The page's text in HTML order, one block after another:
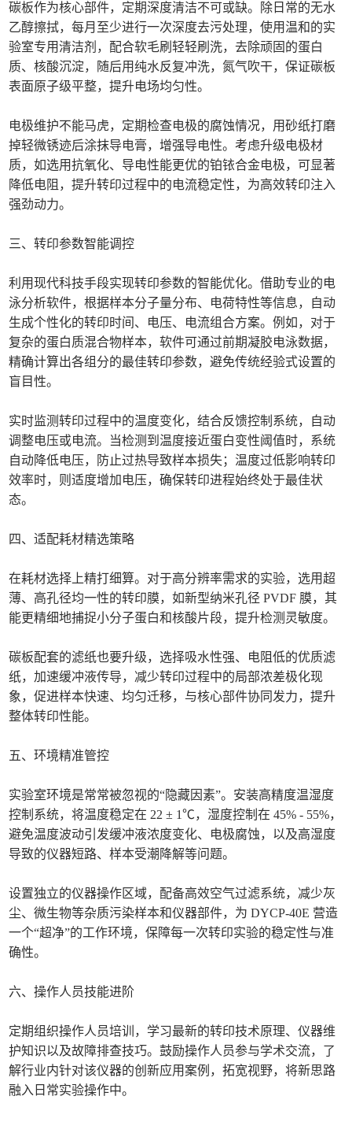
碳板作为核心部件，定期深度清洁不可或缺。除日常的无水
乙醇擦拭，每月至少进行一次深度去污处理，使用温和的实
验室专用清洁剂，配合软毛刷轻轻刷洗，去除顽固的蛋白
质、核酸沉淀，随后用纯水反复冲洗，氮气吹干，保证碳板
表面原子级平整，提升电场均匀性。
电极维护不能马虎，定期检查电极的腐蚀情况，用砂纸打磨
掉轻微锈迹后涂抹导电膏，增强导电性。考虑升级电极材
质，如选用抗氧化、导电性能更优的铂铱合金电极，可显著
降低电阻，提升转印过程中的电流稳定性，为高效转印注入
强劲动力。
三、转印参数智能调控
利用现代科技手段实现转印参数的智能优化。借助专业的电
泳分析软件，根据样本分子量分布、电荷特性等信息，自动
生成个性化的转印时间、电压、电流组合方案。例如，对于
复杂的蛋白质混合物样本，软件可通过前期凝胶电泳数据，
精确计算出各组分的最佳转印参数，避免传统经验式设置的
盲目性。
实时监测转印过程中的温度变化，结合反馈控制系统，自动
调整电压或电流。当检测到温度接近蛋白变性阈值时，系统
自动降低电压，防止过热导致样本损失；温度过低影响转印
效率时，则适度增加电压，确保转印进程始终处于最佳状
态。
四、适配耗材精选策略
在耗材选择上精打细算。对于高分辨率需求的实验，选用超
薄、高孔径均一性的转印膜，如新型纳米孔径 PVDF 膜，其
能更精细地捕捉小分子蛋白和核酸片段，提升检测灵敏度。
碳板配套的滤纸也要升级，选择吸水性强、电阻低的优质滤
纸，加速缓冲液传导，减少转印过程中的局部浓差极化现
象，促进样本快速、均匀迁移，与核心部件协同发力，提升
整体转印性能。
五、环境精准管控
实验室环境是常常被忽视的“隐藏因素”。安装高精度温湿度
控制系统，将温度稳定在 22 ± 1℃，湿度控制在 45% - 55%，
避免温度波动引发缓冲液浓度变化、电极腐蚀，以及高湿度
导致的仪器短路、样本受潮降解等问题。
设置独立的仪器操作区域，配备高效空气过滤系统，减少灰
尘、微生物等杂质污染样本和仪器部件，为 DYCP-40E 营造
一个“超净”的工作环境，保障每一次转印实验的稳定性与准
确性。
六、操作人员技能进阶
定期组织操作人员培训，学习最新的转印技术原理、仪器维
护知识以及故障排查技巧。鼓励操作人员参与学术交流，了
解行业内针对该仪器的创新应用案例，拓宽视野，将新思路
融入日常实验操作中。